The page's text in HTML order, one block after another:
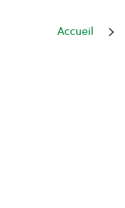
Accueil